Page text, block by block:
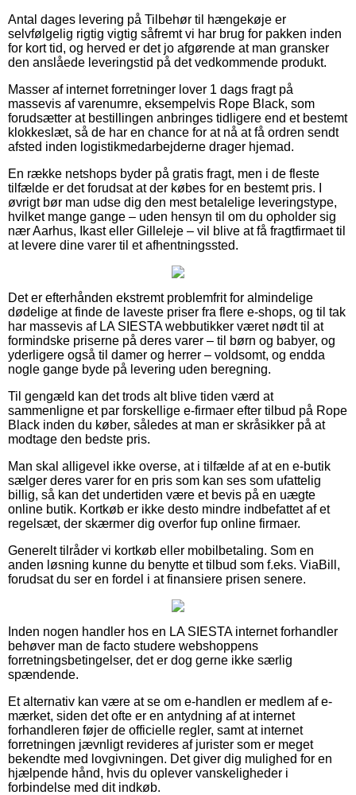
Antal dages levering på Tilbehør til hængekøje er
selvfølgelig rigtig vigtig såfremt vi har brug for pakken inden
for kort tid, og herved er det jo afgørende at man gransker
den anslåede leveringstid på det vedkommende produkt.
Masser af internet forretninger lover 1 dags fragt på
massevis af varenumre, eksempelvis Rope Black, som
forudsætter at bestillingen anbringes tidligere end et bestemt
klokkeslæt, så de har en chance for at nå at få ordren sendt
afsted inden logistikmedarbejderne drager hjemad.
En række netshops byder på gratis fragt, men i de fleste
tilfælde er det forudsat at der købes for en bestemt pris. I
øvrigt bør man udse dig den mest betalelige leveringstype,
hvilket mange gange – uden hensyn til om du opholder sig
nær Aarhus, Ikast eller Gilleleje – vil blive at få fragtfirmaet til
at levere dine varer til et afhentningssted.
Det er efterhånden ekstremt problemfrit for almindelige
dødelige at finde de laveste priser fra flere e-shops, og til tak
har massevis af LA SIESTA webbutikker været nødt til at
formindske priserne på deres varer – til børn og babyer, og
yderligere også til damer og herrer – voldsomt, og endda
nogle gange byde på levering uden beregning.
Til gengæld kan det trods alt blive tiden værd at
sammenligne et par forskellige e-firmaer efter tilbud på Rope
Black inden du køber, således at man er skråsikker på at
modtage den bedste pris.
Man skal alligevel ikke overse, at i tilfælde af at en e-butik
sælger deres varer for en pris som kan ses som ufattelig
billig, så kan det undertiden være et bevis på en uægte
online butik. Kortkøb er ikke desto mindre indbefattet af et
regelsæt, der skærmer dig overfor fup online firmaer.
Generelt tilråder vi kortkøb eller mobilbetaling. Som en
anden løsning kunne du benytte et tilbud som f.eks. ViaBill,
forudsat du ser en fordel i at finansiere prisen senere.
Inden nogen handler hos en LA SIESTA internet forhandler
behøver man de facto studere webshoppens
forretningsbetingelser, det er dog gerne ikke særlig
spændende.
Et alternativ kan være at se om e-handlen er medlem af e-
mærket, siden det ofte er en antydning af at internet
forhandleren føjer de officielle regler, samt at internet
forretningen jævnligt revideres af jurister som er meget
bekendte med lovgivningen. Det giver dig mulighed for en
hjælpende hånd, hvis du oplever vanskeligheder i
forbindelse med dit indkøb.